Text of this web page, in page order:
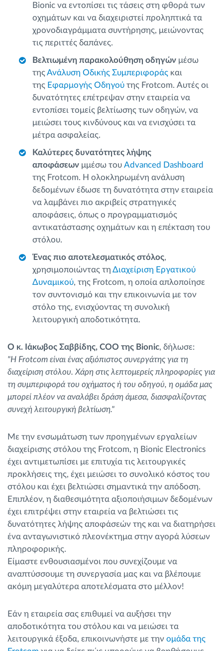
Bionic να εντοπίσει τις τάσεις στη φθορά των
οχημάτων και να διαχειριστεί προληπτικά τα
χρονοδιαγράμματα συντήρησης, μειώνοντας
τις περιττές δαπάνες.
Βελτιωμένη παρακολούθηση οδηγών μέσω
τηςΑνάλυση Οδικής Συμπεριφοράς και
της Εφαρμογής Οδηγού της Frotcom. Αυτές οι
δυνατότητες επέτρεψαν στην εταιρεία να
εντοπίσει τομείς βελτίωσης των οδηγών, να
μειώσει τους κινδύνους και να ενισχύσει τα
μέτρα ασφαλείας.
Καλύτερες δυνατότητες λήψης
αποφάσεων μμέσω του Advanced Dashboard
της Frotcom. Η ολοκληρωμένη ανάλυση
δεδομένων έδωσε τη δυνατότητα στην εταιρεία
να λαμβάνει πιο ακριβείς στρατηγικές
αποφάσεις, όπως ο προγραμματισμός
αντικατάστασης οχημάτων και η επέκταση του
στόλου.
Ένας πιο αποτελεσματικός στόλος,
χρησιμοποιώντας τη Διαχείριση Εργατικού
Δυναμικού, της Frotcom, η οποία απλοποίησε
τον συντονισμό και την επικοινωνία με τον
στόλο της, ενισχύοντας τη συνολική
λειτουργική αποδοτικότητα.
Ο κ. Ιάκωβος Σαββίδης, COO της Bionic, δήλωσε:
"Η Frotcom είναι ένας αξιόπιστος συνεργάτης για τη
διαχείριση στόλου. Χάρη στις λεπτομερείς πληροφορίες για
τη συμπεριφορά του οχήματος ή του οδηγού, η ομάδα μας
μπορεί πλέον να αναλάβει δράση άμεσα, διασφαλίζοντας
συνεχή λειτουργική βελτίωση."
Με την ενσωμάτωση των προηγμένων εργαλείων
διαχείρισης στόλου της Frotcom, η Bionic Electronics
έχει αντιμετωπίσει με επιτυχία τις λειτουργικές
προκλήσεις της, έχει μειώσει το συνολικό κόστος του
στόλου και έχει βελτιώσει σημαντικά την απόδοση.
Επιπλέον, η διαθεσιμότητα αξιοποιήσιμων δεδομένων
έχει επιτρέψει στην εταιρεία να βελτιώσει τις
δυνατότητες λήψης αποφάσεών της και να διατηρήσει
ένα ανταγωνιστικό πλεονέκτημα στην αγορά λύσεων
πληροφορικής.
Είμαστε ενθουσιασμένοι που συνεχίζουμε να
αναπτύσσουμε τη συνεργασία μας και να βλέπουμε
ακόμη μεγαλύτερα αποτελέσματα στο μέλλον!
Εάν η εταιρεία σας επιθυμεί να αυξήσει την
αποδοτικότητα του στόλου και να μειώσει τα
λειτουργικά έξοδα, επικοινωνήστε με την ομάδα της